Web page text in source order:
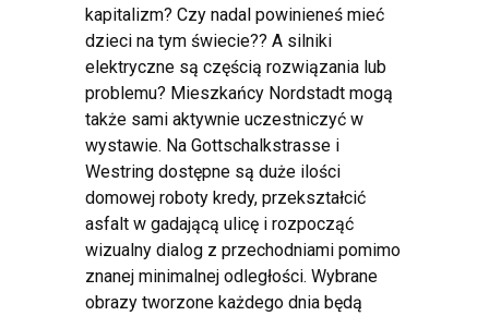
kapitalizm? Czy nadal powinieneś mieć
dzieci na tym świecie?? A silniki
elektryczne są częścią rozwiązania lub
problemu? Mieszkańcy Nordstadt mogą
także sami aktywnie uczestniczyć w
wystawie. Na Gottschalkstrasse i
Westring dostępne są duże ilości
domowej roboty kredy, przekształcić
asfalt w gadającą ulicę i rozpocząć
wizualny dialog z przechodniami pomimo
znanej minimalnej odległości. Wybrane
obrazy tworzone każdego dnia będą